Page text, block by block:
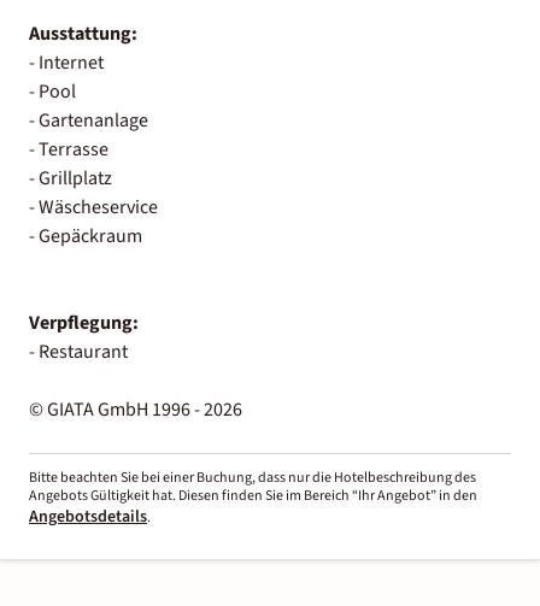
Ausstattung:
- Internet
- Pool
- Gartenanlage
- Terrasse
- Grillplatz
- Wäscheservice
- Gepäckraum
Verpflegung:
- Restaurant
© GIATA GmbH 1996 - 2026
Bitte beachten Sie bei einer Buchung, dass nur die Hotelbeschreibung des
Angebots Gültigkeit hat. Diesen finden Sie im Bereich “Ihr Angebot” in den
Angebotsdetails.